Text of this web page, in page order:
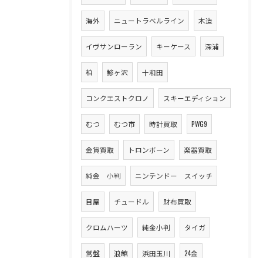
海外 ニュートラベルライン 木造
イヴサンローラン キーケース 深浦
柏 鯵ヶ沢 十和田
コンクエストクロノ スキーエディション
むつ むつ市 時計買取 PWG9
金貨買取 トロンボーン 楽器買取
純金 小判 ニンテンドー スイッチ
目屋 チュードル 財布買取
クロムハーツ 純金小判 タイガ
常盤 浪館 浜田玉川 24金